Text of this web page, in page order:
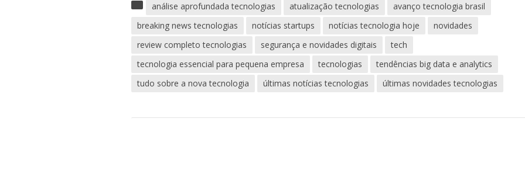
análise aprofundada tecnologias
atualização tecnologias
avanço tecnologia brasil
breaking news tecnologias
notícias startups notícias tecnologia hoje
novidades
review completo tecnologias
segurança e novidades digitais
tech
tecnologia essencial para pequena empresa
tecnologias
tendências big data e analytics
tudo sobre a nova tecnologia
últimas notícias tecnologias últimas novidades tecnologias